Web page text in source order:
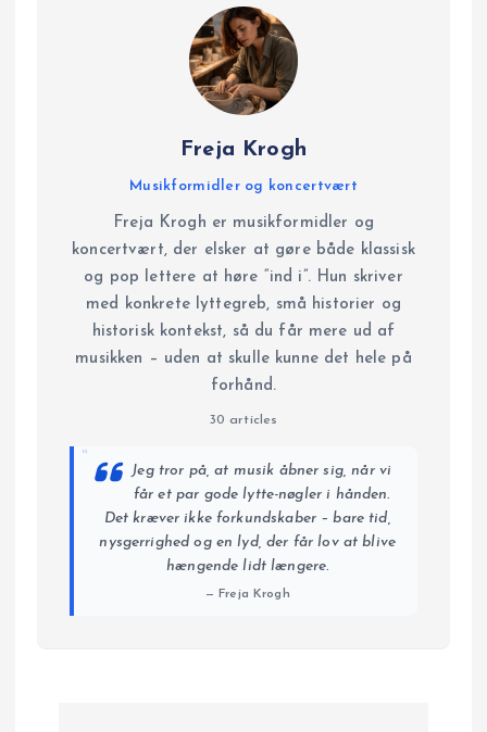
Freja Krogh
Musikformidler og koncertvært
Freja Krogh er musikformidler og
koncertvært, der elsker at gøre både klassisk
og pop lettere at høre “ind i”. Hun skriver
med konkrete lyttegreb, små historier og
historisk kontekst, så du får mere ud af
musikken – uden at skulle kunne det hele på
forhånd.
30 articles
“
Jeg tror på, at musik åbner sig, når vi
får et par gode lytte-nøgler i hånden.
Det kræver ikke forkundskaber – bare tid,
nysgerrighed og en lyd, der får lov at blive
hængende lidt længere.
— Freja Krogh